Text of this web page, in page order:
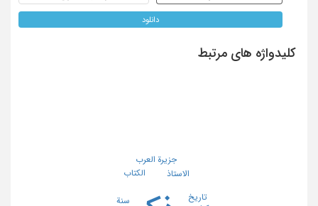
دانلود
کلیدواژه های مرتبط
الاستاذ الکتاب
تاریخ
جزیرة العرب
سنة